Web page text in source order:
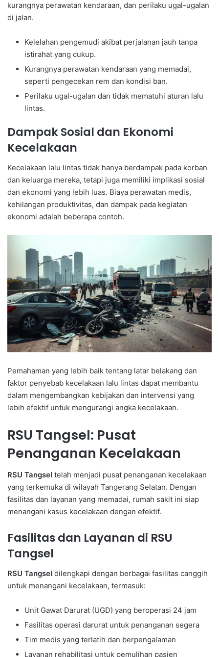
kurangnya perawatan kendaraan, dan perilaku ugal-ugalan
di jalan.
Kelelahan pengemudi akibat perjalanan jauh tanpa
istirahat yang cukup.
Kurangnya perawatan kendaraan yang memadai,
seperti pengecekan rem dan kondisi ban.
Perilaku ugal-ugalan dan tidak mematuhi aturan lalu
lintas.
Dampak Sosial dan Ekonomi
Kecelakaan
Kecelakaan lalu lintas tidak hanya berdampak pada korban
dan keluarga mereka, tetapi juga memiliki implikasi sosial
dan ekonomi yang lebih luas. Biaya perawatan medis,
kehilangan produktivitas, dan dampak pada kegiatan
ekonomi adalah beberapa contoh.
Pemahaman yang lebih baik tentang latar belakang dan
faktor penyebab kecelakaan lalu lintas dapat membantu
dalam mengembangkan kebijakan dan intervensi yang
lebih efektif untuk mengurangi angka kecelakaan.
RSU Tangsel: Pusat
Penanganan Kecelakaan
RSU Tangsel telah menjadi pusat penanganan kecelakaan
yang terkemuka di wilayah Tangerang Selatan. Dengan
fasilitas dan layanan yang memadai, rumah sakit ini siap
menangani kasus kecelakaan dengan efektif.
Fasilitas dan Layanan di RSU
Tangsel
RSU Tangsel dilengkapi dengan berbagai fasilitas canggih
untuk menangani kecelakaan, termasuk:
Unit Gawat Darurat (UGD) yang beroperasi 24 jam
Fasilitas operasi darurat untuk penanganan segera
Tim medis yang terlatih dan berpengalaman
Layanan rehabilitasi untuk pemulihan pasien